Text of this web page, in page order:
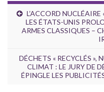
L’ACCORD
LES ÉTATS-UNIS
ARMES CLASSIQUES –
DÉCHETS « RECYCLÉS »,
CLIMAT : LE JURY DE
ÉPINGLE LES